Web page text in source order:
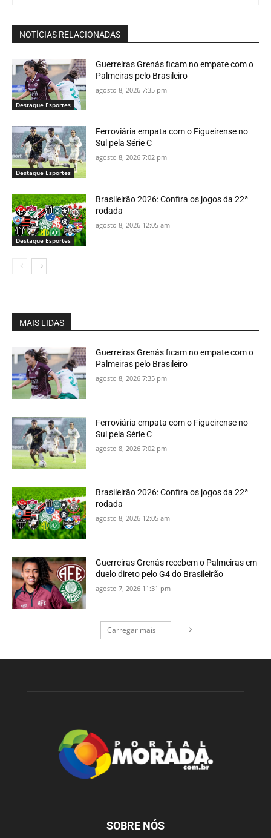
NOTÍCIAS RELACIONADAS
Destaque Esportes
Guerreiras Grenás ficam no empate com o
Palmeiras pelo Brasileiro
agosto 8, 2026 7:35 pm
Destaque Esportes
Ferroviária empata com o Figueirense no
Sul pela Série C
agosto 8, 2026 7:02 pm
Destaque Esportes
Brasileirão 2026: Confira os jogos da 22ª
rodada
agosto 8, 2026 12:05 am
MAIS LIDAS
Guerreiras Grenás ficam no empate com o
Palmeiras pelo Brasileiro
agosto 8, 2026 7:35 pm
Ferroviária empata com o Figueirense no
Sul pela Série C
agosto 8, 2026 7:02 pm
Brasileirão 2026: Confira os jogos da 22ª
rodada
agosto 8, 2026 12:05 am
Guerreiras Grenás recebem o Palmeiras em
duelo direto pelo G4 do Brasileirão
agosto 7, 2026 11:31 pm
Carregar mais
SOBRE NÓS